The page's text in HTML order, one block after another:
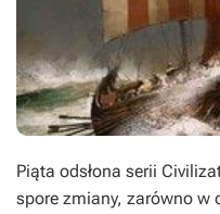
Piąta odsłona serii
spore zmiany, zarówno w